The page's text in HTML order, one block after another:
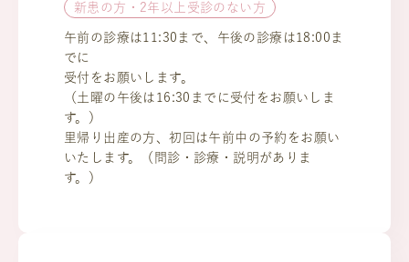
新患の方・2年以上受診のない方
午前の診療は11:30まで、午後の診療は18:00ま
でに
受付をお願いします。
（土曜の午後は16:30までに受付をお願いしま
す。）
里帰り出産の方、初回は午前中の予約をお願い
いたします。（問診・診療・説明がありま
す。）